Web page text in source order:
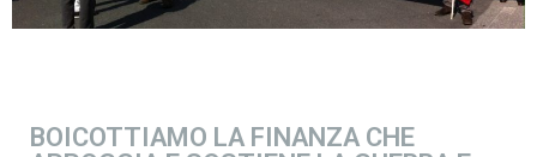
BOICOTTIAMO LA FINANZA CHE